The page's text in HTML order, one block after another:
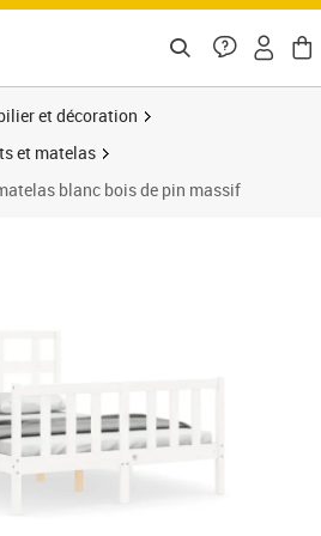
et décoration
et matelas
blanc bois de pin massif